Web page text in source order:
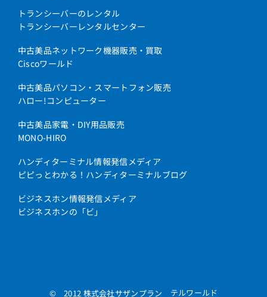
トランシーバーのレンタル
トランシーバーレンタルセンター
中古美品ネットワーク機器販売・買取
Ciscoワールド
中古美品パソコン・スマートフォン販売
ハロー!コンピューター
中古美品家電・DIY用品販売
MONO-HIRO
ハンディターミナル情報発信メディア
ピピっとわかる！ハンディターミナルブログ
ビジネスホン情報発信メディア
ビジネスホンの「ビ」
© 2012 株式会社サザンプラン テルワールド